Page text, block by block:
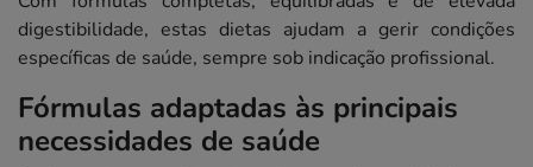
digestibilidade, estas dietas ajudam a gerir condições
específicas de saúde, sempre sob indicação profissional.
Fórmulas adaptadas às principais
necessidades de saúde